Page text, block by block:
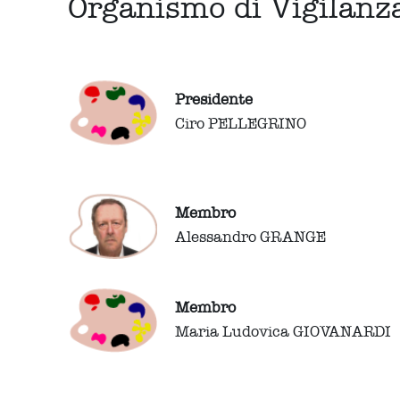
Organismo di
Presidente
Ciro PELLEGRINO
Membro
Alessandro GRANGE
Membro
Maria Ludovica GIOVANARDI